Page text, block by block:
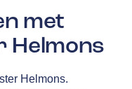
met
Helmons
Helmons.